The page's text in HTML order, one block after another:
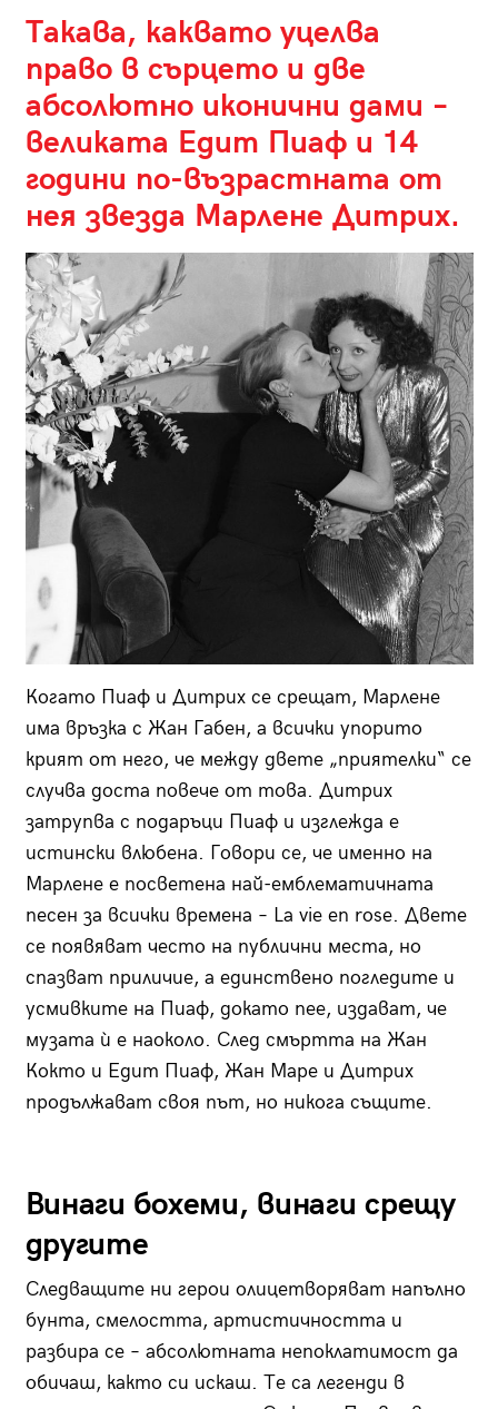
Такава, каквато уцелва
право в сърцето и две
абсолютно иконични дами –
великата Едит Пиаф и 14
години по-възрастната от
нея звезда Марлене Дитрих.
Когато Пиаф и Дитрих се срещат, Марлене
има връзка с Жан Габен, а всички упорито
крият от него, че между двете „приятелки“ се
случва доста повече от това. Дитрих
затрупва с подаръци Пиаф и изглежда е
истински влюбена. Говори се, че именно на
Марлене е посветена най-емблематичната
песен за всички времена – La vie en rose. Двете
се появяват често на публични места, но
спазват приличие, а единствено погледите и
усмивките на Пиаф, докато пее, издават, че
музата ù е наоколо. След смъртта на Жан
Кокто и Едит Пиаф, Жан Маре и Дитрих
продължават своя път, но никога същите.
Винаги бохеми, винаги срещу
другите
Следващите ни герои олицетворяват напълно
бунта, смелостта, артистичността и
разбира се – абсолютната непоклатимост да
обичаш, както си искаш. Те са легенди в